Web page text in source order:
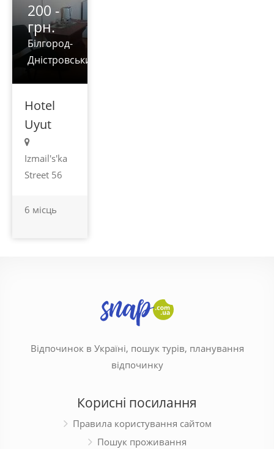
200 -
грн.
Білгород-
Дністровський
Hotel
Uyut
Izmail's'ka
Street 56
6 місць
Відпочинок в Україні, пошук турів, планування
відпочинку
Корисні посилання
Правила користування сайтом
Пошук проживання